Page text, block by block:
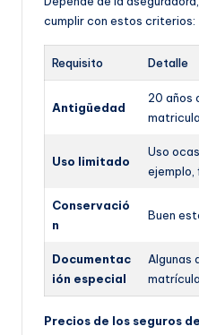
cumplir con estos criterios:
Requisito Detalle
Antigüedad
20 años
Uso limitado
Uso
ejemplo,
Conservació
n
Buen
Documentac
ión especial
Algunas
Precios de los seguros